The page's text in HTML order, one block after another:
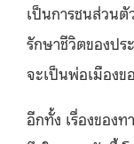
เป็นการชนส่วน
รักษาชีวิตของป
จะเป็นพ่อเมืองข
อีกทั้ง เรื่องของท